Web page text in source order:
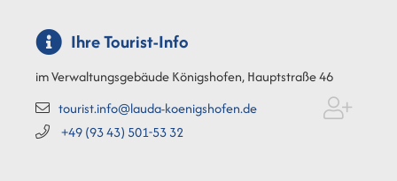
Ihre Tourist-Info
im Verwaltungsgebäude Königshofen, Hauptstraße 46
tourist.info@lauda-koenigshofen.de
+49 (9343) 501-5332